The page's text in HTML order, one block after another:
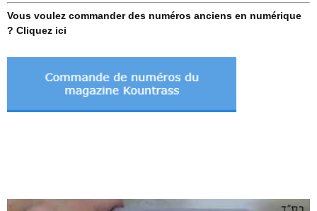
Vous voulez commander des numéros anciens en numérique
? Cliquez ici